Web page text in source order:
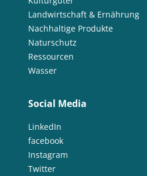
Landwirtschaft & Ernährung
Nachhaltige Produkte
Naturschutz
Ressourcen
Wasser
Social Media
LinkedIn
facebook
Instagram
Twitter